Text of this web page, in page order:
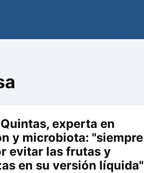
experta en
y microbiota: "siempre
evitar las frutas y
en su versión líquida"